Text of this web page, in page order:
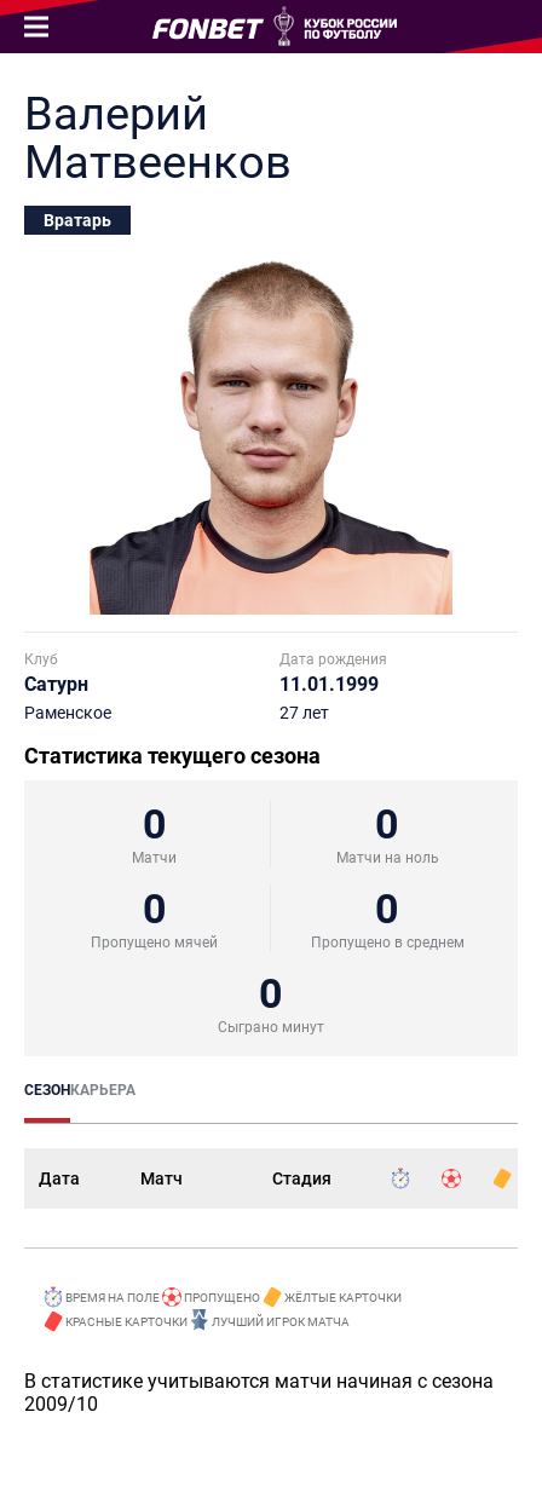
Валерий
Матвеенков
Вратарь
Клуб
Сатурн
Раменское
Дата рождения
11.01.1999
27 лет
Статистика текущего сезона
0
Матчи
0
Матчи на ноль
0
Пропущено мячей
0
Пропущено в среднем
0
Сыграно минут
СЕЗОНКАРЬЕРА
Дата Матч Стадия
ВРЕМЯ НА ПОЛЕ ПРОПУЩЕНО
ЖЁЛТЫЕ КАРТОЧКИ
КРАСНЫЕ КАРТОЧКИ
ЛУЧШИЙ ИГРОК МАТЧА
В статистике учитываются матчи начиная с сезона
2009/10